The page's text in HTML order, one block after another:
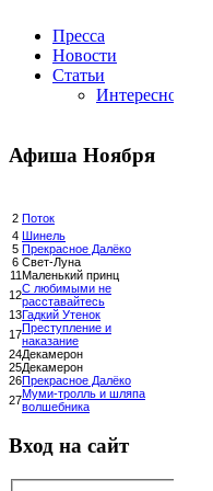
Пресса
Новости
Статьи
Интересное
Афиша Ноября
2 Поток
4 Шинель
5 Прекрасное Далёко
6 Свет-Луна
11Маленький принц
12С любимыми не
расставайтесь
13Гадкий Утенок
17Преступление и
наказание
24Декамерон
25Декамерон
26Прекрасное Далёко
27Муми-тролль и шляпа
волшебника
Вход на сайт